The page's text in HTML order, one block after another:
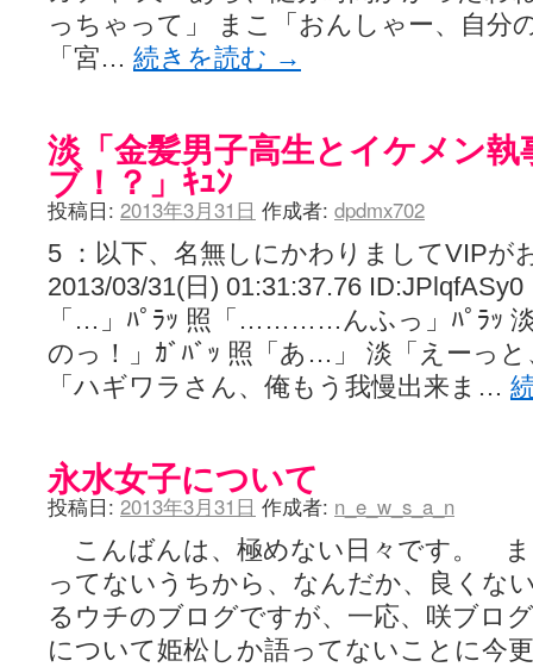
っちゃって」 まこ「おんしゃー、自分
「宮… 続きを読む →
淡「金髪男子高生とイケメン
ブ！？」ｷｭﾝ
投稿日: 2013年3月31日 作成者: dpdmx702
5 ：以下、名無しにかわりましてVIPが
2013/03/31(日) 01:31:37.76
「…」ﾊﾟﾗｯ 照「…………んふっ」ﾊﾟﾗｯ
のっ！」ｶﾞﾊﾞｯ 照「あ…」 淡「えーっ
「ハギワラさん、俺もう我慢出来ま…
永水女子について
投稿日: 2013年3月31日 作成者: n_e_w_s_a_n
こんばんは、極めない日々です。 ま
ってないうちから、なんだか、良くな
るウチのブログですが、一応、咲ブロ
について姫松しか語ってないことに今